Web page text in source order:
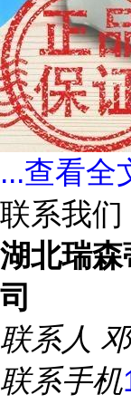
...查看全
联系我们
湖北瑞
司
联系人
联系手机